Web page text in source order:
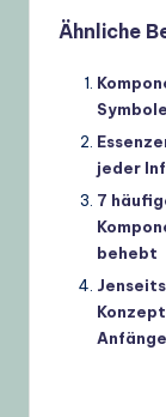
Ähnliche
jeder
7
behebt